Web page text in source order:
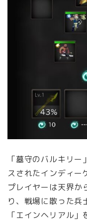
「墓守のバルキリ
スされたインディー
プレイヤーは天界か
り、戦場に散った兵
「エインヘリアル」